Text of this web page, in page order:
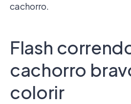
cachorro.
Flash
cachorro
colorir